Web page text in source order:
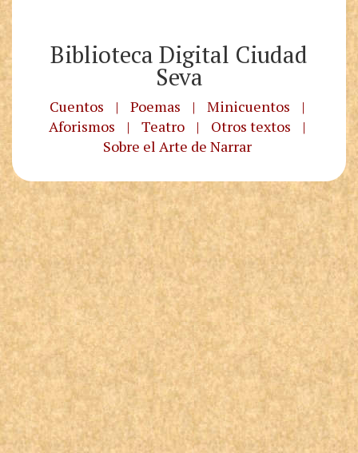
Biblioteca Digital Ciudad
Seva
Cuentos | Poemas | Minicuentos
|
Aforismos
| Teatro | Otros textos
|
Sobre el Arte de Narrar